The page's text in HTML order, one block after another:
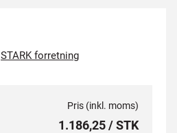
STARK forretning
Pris (inkl. moms)
1.186,25 / STK